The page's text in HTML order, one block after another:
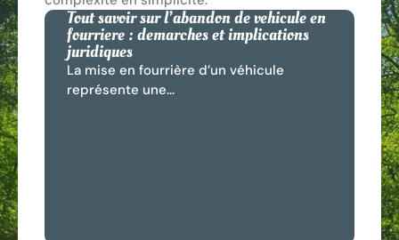
Tout savoir sur l’abandon de vehicule en
fourriere : demarches et implications
juridiques
La mise en fourrière d’un véhicule
représente une...